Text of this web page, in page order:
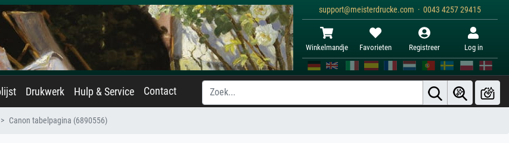
support@meisterdrucke.com · 0043 4257 29415
Winkelmandje Favorieten Registreer Log in
Drukwerk Hulp & Service Contact
Canon tabelpagina (6890556)